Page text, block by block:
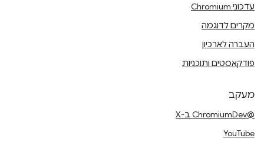
עדכוני Chromium
מקרים לדוגמה
העברה לארכיון
פודקאסטים ותוכניות
מעקב
@ChromiumDev ב-X
YouTube